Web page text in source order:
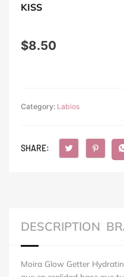
KISS
$8.50
Category: Labios
SHARE:
DESCRIPTION
Moira Glow Getter